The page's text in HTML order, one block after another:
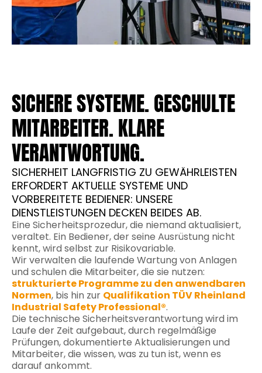
SICHERE SYSTEME. GESCHULTE
MITARBEITER. KLARE
VERANTWORTUNG.
SICHERHEIT LANGFRISTIG ZU GEWÄHRLEISTEN
ERFORDERT AKTUELLE SYSTEME UND
VORBEREITETE BEDIENER: UNSERE
DIENSTLEISTUNGEN DECKEN BEIDES AB.
Eine Sicherheitsprozedur, die niemand aktualisiert,
veraltet. Ein Bediener, der seine Ausrüstung nicht
kennt, wird selbst zur Risikovariable.
Wir verwalten die laufende Wartung von Anlagen
und schulen die Mitarbeiter, die sie nutzen:
strukturierte Programme zu den anwendbaren
Normen, bis hin zur Qualifikation TÜV Rheinland
Industrial Safety Professional®.
Die technische Sicherheitsverantwortung wird im
Laufe der Zeit aufgebaut, durch regelmäßige
Prüfungen, dokumentierte Aktualisierungen und
Mitarbeiter, die wissen, was zu tun ist, wenn es
darauf ankommt.